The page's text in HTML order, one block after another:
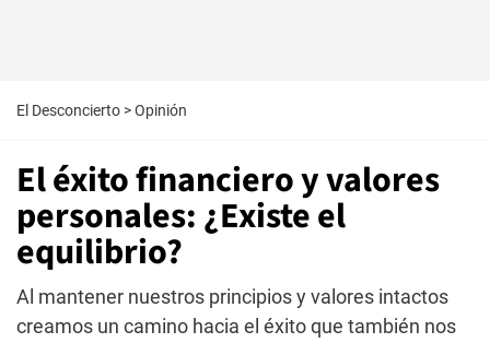
El Desconcierto >Opinión
El éxito financiero y valores
personales: ¿Existe el
equilibrio?
Al mantener nuestros principios y valores intactos
creamos un camino hacia el éxito que también nos